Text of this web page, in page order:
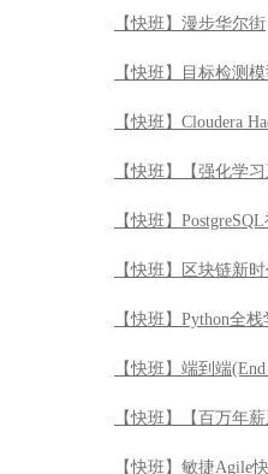
【快班】区块链新时
【快班】Python全
【快班】端到端
【快班】【百万年
【快班】敏捷Agile
【快班】安全渗透测
【快班】Python全
【快班】系统运维
【快班】Elastic